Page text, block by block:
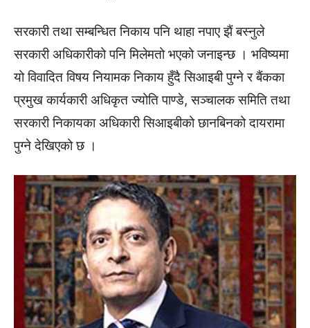
सरकारी तथा सम्बन्धित निकाय पनि थाहा नपाए झैं बस्नुले
सरकारी अधिकारीको पनि मिलेमतो भएको जनाइन्छ । भविष्यमा
यो विवादित विषय नियामक निकाय हुँदै सिआइबी पुग्ने र बैंकका
प्रमुख कार्यकारी अधिकृत ज्योति पाण्डे, सञ्चालक समिति तथा
सरकारी निकायका अधिकारी सिआइबीको छानबिनको दायरामा
पुग्ने देखिएको छ ।